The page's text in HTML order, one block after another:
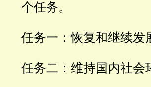
个任务。
任务一：恢复和继续发
任务二：维持国内社会